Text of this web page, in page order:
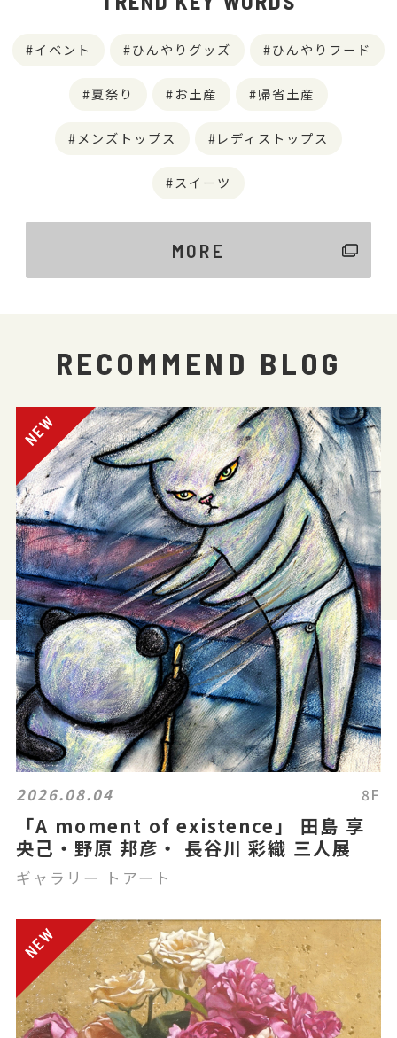
イベント ひんやりグッズ ひんやりフード
夏祭り お土産 帰省土産
メンズトップス レディストップス
スイーツ
MORE
RECOMMEND BLOG
2026.08.04 8F
「A moment of existence」 田島 享
央己・野原 邦彦・ 長谷川 彩織 三人展
ギャラリー トアート